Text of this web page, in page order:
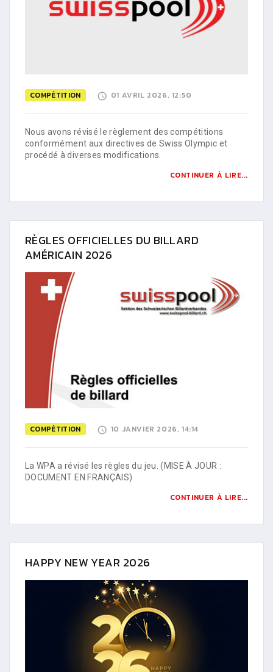
COMPÉTITION 01 AVRIL 2026, 12:50
Nous avons révisé le règlement des compétitions
conformément aux directives de Swiss Olympic et
procédé à diverses modifications.
CONTINUER À LIRE...
RÈGLES OFFICIELLES DU BILLARD
AMÉRICAIN 2026
COMPÉTITION 10 JANVIER 2026, 14:14
La WPA a révisé les règles du jeu. (MISE À JOUR :
DOCUMENT EN FRANÇAIS)
CONTINUER À LIRE...
HAPPY NEW YEAR 2026